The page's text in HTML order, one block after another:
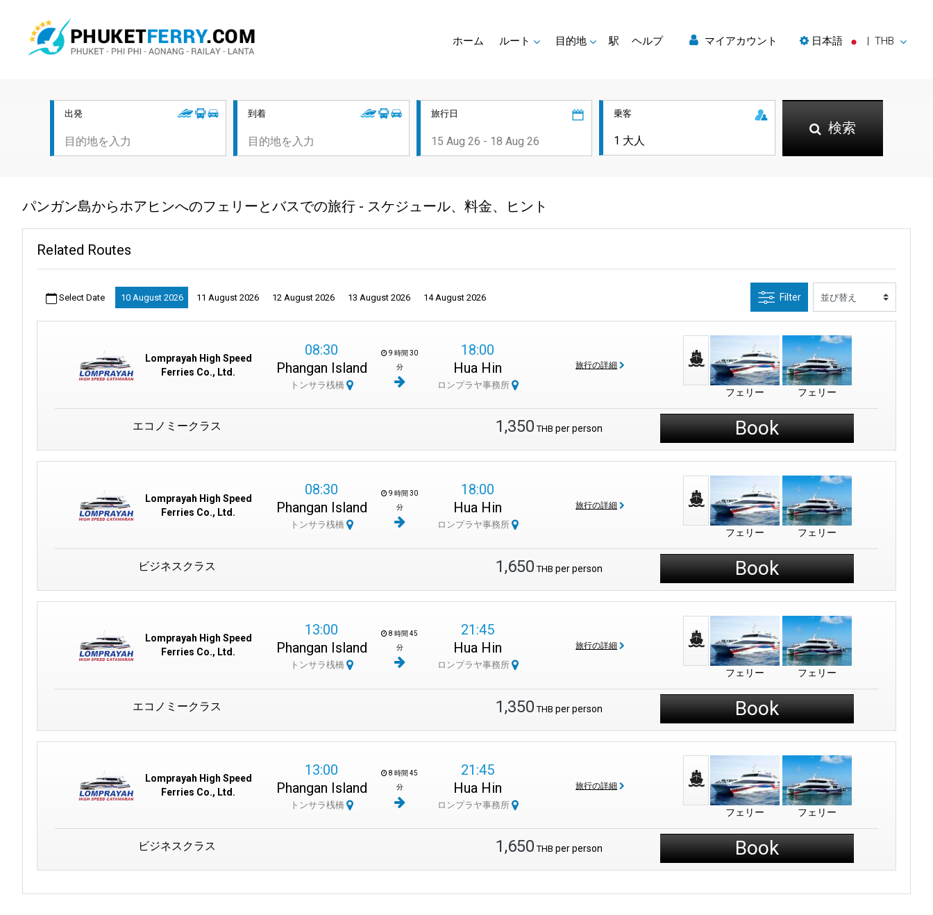
ホーム ルート 目的地 駅 ヘルプ マイアカウント 日本語 | THB
出発 到着 旅行日 乗客
検索
パンガン島からホアヒンへのフェリーとバスでの旅行 - スケジュール、料金、ヒント
Related Routes
Select Date 10 August 2026 11 August 2026 12 August 2026 13 August 2026 14 August 2026 Filter
Lomprayah High Speed
Ferries Co., Ltd.
08:30
Phangan Island
トンサラ桟橋
9 時間 30
分
18:00
Hua Hin
ロンプラヤ事務所
旅行の詳細
フェリー フェリー
エコノミークラス 1,350 THB per person Book
Lomprayah High Speed
Ferries Co., Ltd.
08:30
Phangan Island
トンサラ桟橋
9 時間 30
分
18:00
Hua Hin
ロンプラヤ事務所
旅行の詳細
フェリー フェリー
ビジネスクラス 1,650 THB per person Book
Lomprayah High Speed
Ferries Co., Ltd.
13:00
Phangan Island
トンサラ桟橋
8 時間 45
分
21:45
Hua Hin
ロンプラヤ事務所
旅行の詳細
フェリー フェリー
エコノミークラス 1,350 THB per person Book
Lomprayah High Speed
Ferries Co., Ltd.
13:00
Phangan Island
トンサラ桟橋
8 時間 45
分
21:45
Hua Hin
ロンプラヤ事務所
旅行の詳細
フェリー フェリー
ビジネスクラス 1,650 THB per person Book